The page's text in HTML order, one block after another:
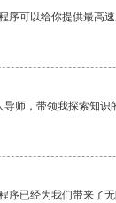
序可以给你提供最高
师，带领我探索知识
序已经为我们带来了